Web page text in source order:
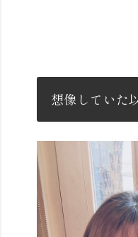
想像していた